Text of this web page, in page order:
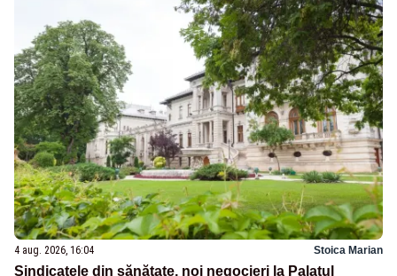
4 aug. 2026, 16:04 Stoica Marian
Sindicatele din sănătate, noi negocieri la Palatul